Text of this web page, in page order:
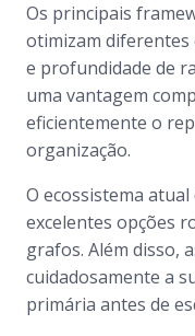
Os principais
otimizam
e profundidade de
uma vantagem
eficientemente o
organização.
O ecossistema
excelentes opções
grafos. Além disso,
cuidadosamente a
primária antes de